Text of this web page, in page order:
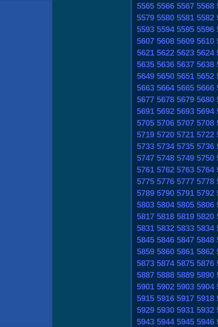
5565 5566 5567 5568
5579 5580 5581 5582
5593 5594 5595 5596
5607 5608 5609 5610
5621 5622 5623 5624
5635 5636 5637 5638
5649 5650 5651 5652
5663 5664 5665 5666
5677 5678 5679 5680
5691 5692 5693 5694
5705 5706 5707 5708
5719 5720 5721 5722
5733 5734 5735 5736
5747 5748 5749 5750
5761 5762 5763 5764
5775 5776 5777 5778
5789 5790 5791 5792
5803 5804 5805 5806
5817 5818 5819 5820
5831 5832 5833 5834
5845 5846 5847 5848
5859 5860 5861 5862
5873 5874 5875 5876
5887 5888 5889 5890
5901 5902 5903 5904
5915 5916 5917 5918
5929 5930 5931 5932
5943 5944 5945 5946